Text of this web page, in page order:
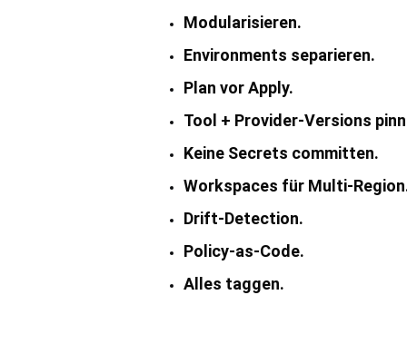
Modularisieren.
Environments separieren.
Plan vor Apply.
Tool + Provider-Versions
Keine Secrets committen.
Workspaces für Multi-
Drift-Detection.
Policy-as-Code.
Alles taggen.